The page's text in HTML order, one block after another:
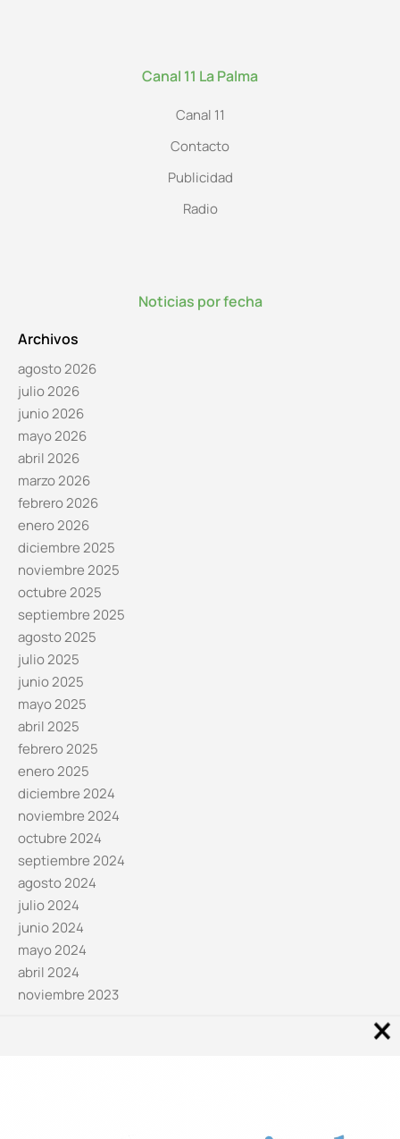
Canal 11 La Palma
Canal 11
Contacto
Publicidad
Radio
Noticias por fecha
Archivos
agosto 2026
julio 2026
junio 2026
mayo 2026
abril 2026
marzo 2026
febrero 2026
enero 2026
diciembre 2025
noviembre 2025
octubre 2025
septiembre 2025
agosto 2025
julio 2025
junio 2025
mayo 2025
abril 2025
febrero 2025
enero 2025
diciembre 2024
noviembre 2024
octubre 2024
septiembre 2024
agosto 2024
julio 2024
junio 2024
mayo 2024
abril 2024
noviembre 2023